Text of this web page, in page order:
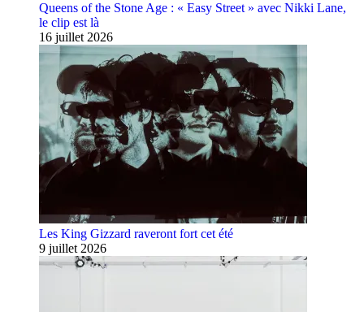
Queens of the Stone Age : « Easy Street » avec Nikki Lane,
le clip est là
16 juillet 2026
Les King Gizzard raveront fort cet été
9 juillet 2026